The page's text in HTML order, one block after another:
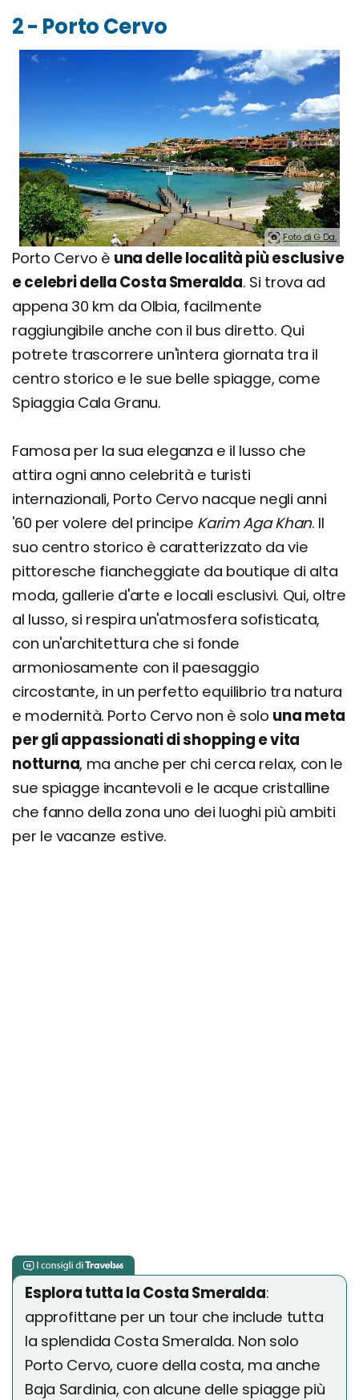
2 - Porto Cervo
Foto di G Da.
Porto Cervo è una delle località più esclusive
e celebri della Costa Smeralda. Si trova ad
appena 30 km da Olbia, facilmente
raggiungibile anche con il bus diretto. Qui
potrete trascorrere un'intera giornata tra il
centro storico e le sue belle spiagge, come
Spiaggia Cala Granu.
Famosa per la sua eleganza e il lusso che
attira ogni anno celebrità e turisti
internazionali, Porto Cervo nacque negli anni
'60 per volere del principe Karim Aga Khan. Il
suo centro storico è caratterizzato da vie
pittoresche fiancheggiate da boutique di alta
moda, gallerie d'arte e locali esclusivi. Qui, oltre
al lusso, si respira un'atmosfera sofisticata,
con un'architettura che si fonde
armoniosamente con il paesaggio
circostante, in un perfetto equilibrio tra natura
e modernità. Porto Cervo non è solo una meta
per gli appassionati di shopping e vita
notturna, ma anche per chi cerca relax, con le
sue spiagge incantevoli e le acque cristalline
che fanno della zona uno dei luoghi più ambiti
per le vacanze estive.
Esplora tutta la Costa Smeralda:
approfittane per un tour che include tutta
la splendida Costa Smeralda. Non solo
Porto Cervo, cuore della costa, ma anche
Baja Sardinia, con alcune delle spiagge più